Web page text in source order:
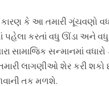
કે આ તમારી ગૂંચવણો
પહેલા કરતાં વધુ ઊંડા અને વધુ
સામાજિક સન્માનમાં
લાગણીઓ શેર કરી
તક મળશે.